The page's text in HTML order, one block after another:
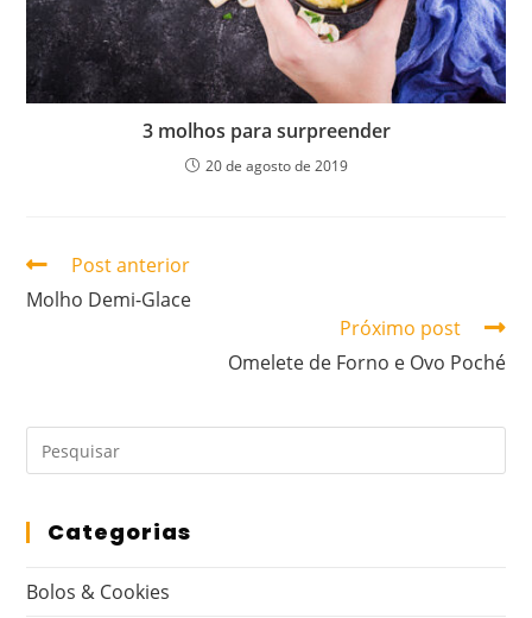
3 molhos para surpreender
20 de agosto de 2019
Post anterior
Molho Demi-Glace
Próximo post
Omelete de Forno e Ovo Poché
Categorias
Bolos & Cookies